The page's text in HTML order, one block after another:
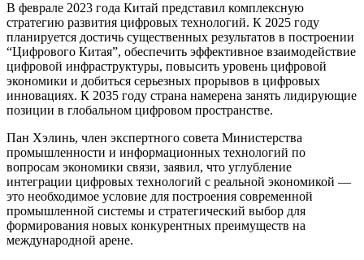
В феврале 2023 года Китай представил комплексную
стратегию развития цифровых технологий. К 2025 году
планируется достичь существенных результатов в построении
“Цифрового Китая”, обеспечить эффективное взаимодействие
цифровой инфраструктуры, повысить уровень цифровой
экономики и добиться серьезных прорывов в цифровых
инновациях. К 2035 году страна намерена занять лидирующие
позиции в глобальном цифровом пространстве.
Пан Хэлинь, член экспертного совета Министерства
промышленности и информационных технологий по
вопросам экономики связи, заявил, что углубление
интеграции цифровых технологий с реальной экономикой —
это необходимое условие для построения современной
промышленной системы и стратегический выбор для
формирования новых конкурентных преимуществ на
международной арене.